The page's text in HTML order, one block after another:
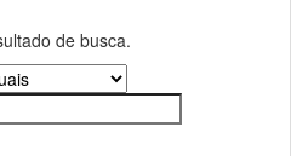
de busca.